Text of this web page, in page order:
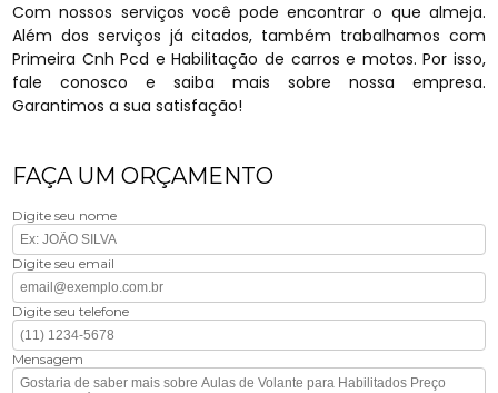
Com nossos serviços você pode encontrar o que almeja.
Além dos serviços já citados, também trabalhamos com
Primeira Cnh Pcd e Habilitação de carros e motos. Por isso,
fale conosco e saiba mais sobre nossa empresa.
Garantimos a sua satisfação!
FAÇA UM ORÇAMENTO
Digite seu nome
Digite seu email
Digite seu telefone
Mensagem